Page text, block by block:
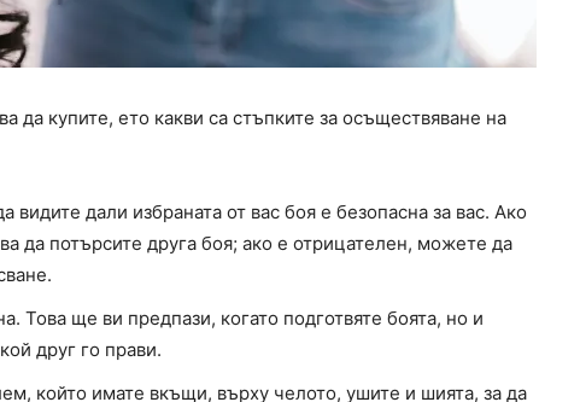
да купите, ето какви са стъпките за осъществяване на
видите дали избраната от вас боя е безопасна за вас. Ако
да потърсите друга боя; ако е отрицателен, можете да
Това ще ви предпази, когато подготвяте боята, но и
друг го прави.
който имате вкъщи, върху челото, ушите и шията, за да